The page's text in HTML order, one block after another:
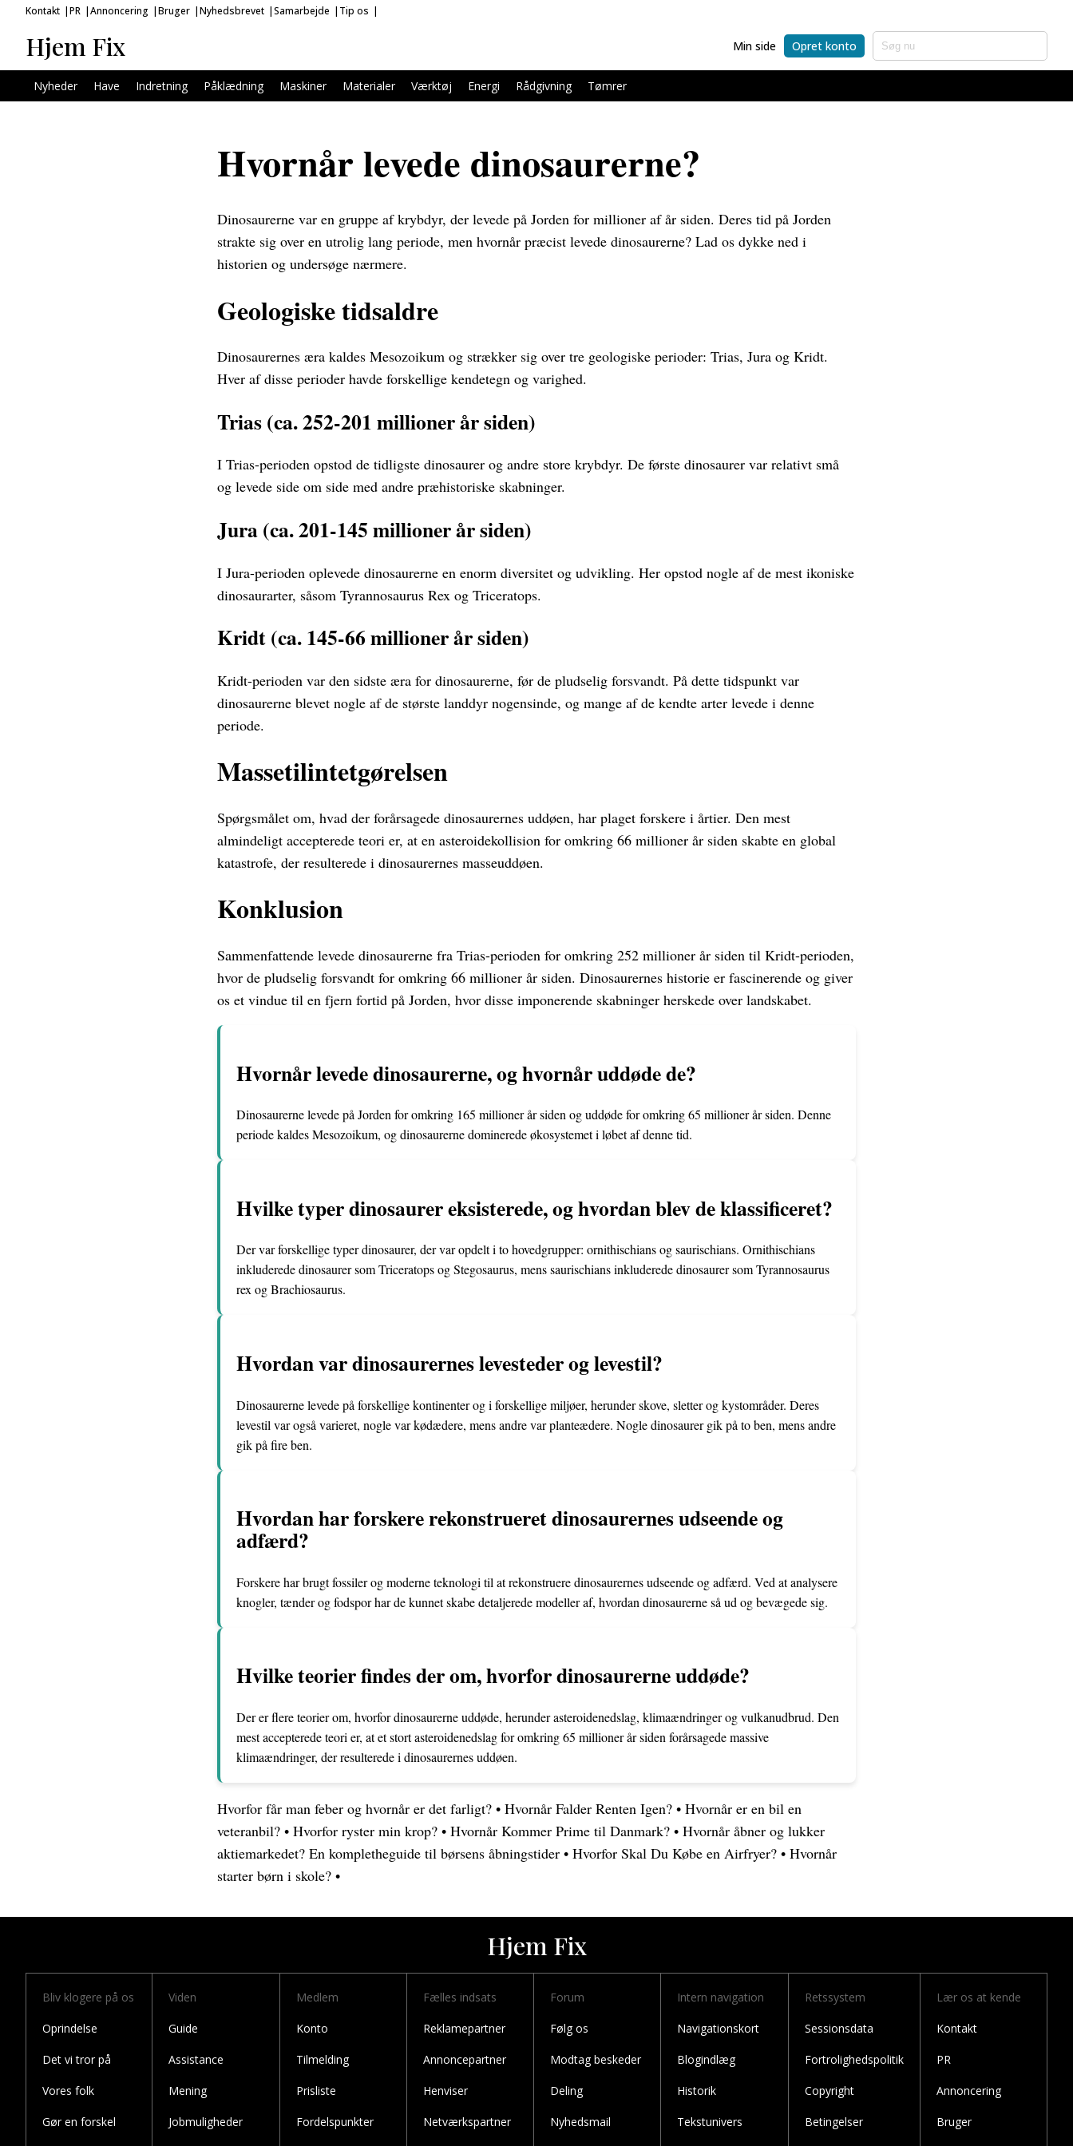
Kontakt PR Annoncering Bruger Nyhedsbrevet Samarbejde Tip os
Hjem Fix Min side Opret konto
Nyheder Have Indretning Påklædning Maskiner Materialer Værktøj Energi Rådgivning Tømrer
Hvornår levede dinosaurerne?
Dinosaurerne var en gruppe af krybdyr, der levede på Jorden for millioner af år siden. Deres tid på Jorden
strakte sig over en utrolig lang periode, men hvornår præcist levede dinosaurerne? Lad os dykke ned i
historien og undersøge nærmere.
Geologiske tidsaldre
Dinosaurernes æra kaldes Mesozoikum og strækker sig over tre geologiske perioder: Trias, Jura og Kridt.
Hver af disse perioder havde forskellige kendetegn og varighed.
Trias (ca. 252-201 millioner år siden)
I Trias-perioden opstod de tidligste dinosaurer og andre store krybdyr. De første dinosaurer var relativt små
og levede side om side med andre præhistoriske skabninger.
Jura (ca. 201-145 millioner år siden)
I Jura-perioden oplevede dinosaurerne en enorm diversitet og udvikling. Her opstod nogle af de mest ikoniske
dinosaurarter, såsom Tyrannosaurus Rex og Triceratops.
Kridt (ca. 145-66 millioner år siden)
Kridt-perioden var den sidste æra for dinosaurerne, før de pludselig forsvandt. På dette tidspunkt var
dinosaurerne blevet nogle af de største landdyr nogensinde, og mange af de kendte arter levede i denne
periode.
Massetilintetgørelsen
Spørgsmålet om, hvad der forårsagede dinosaurernes uddøen, har plaget forskere i årtier. Den mest
almindeligt accepterede teori er, at en asteroidekollision for omkring 66 millioner år siden skabte en global
katastrofe, der resulterede i dinosaurernes masseuddøen.
Konklusion
Sammenfattende levede dinosaurerne fra Trias-perioden for omkring 252 millioner år siden til Kridt-perioden,
hvor de pludselig forsvandt for omkring 66 millioner år siden. Dinosaurernes historie er fascinerende og giver
os et vindue til en fjern fortid på Jorden, hvor disse imponerende skabninger herskede over landskabet.
Hvornår levede dinosaurerne, og hvornår uddøde de?
Dinosaurerne levede på Jorden for omkring 165 millioner år siden og uddøde for omkring 65 millioner år siden. Denne
periode kaldes Mesozoikum, og dinosaurerne dominerede økosystemet i løbet af denne tid.
Hvilke typer dinosaurer eksisterede, og hvordan blev de klassificeret?
Der var forskellige typer dinosaurer, der var opdelt i to hovedgrupper: ornithischians og saurischians. Ornithischians
inkluderede dinosaurer som Triceratops og Stegosaurus, mens saurischians inkluderede dinosaurer som Tyrannosaurus
rex og Brachiosaurus.
Hvordan var dinosaurernes levesteder og levestil?
Dinosaurerne levede på forskellige kontinenter og i forskellige miljøer, herunder skove, sletter og kystområder. Deres
levestil var også varieret, nogle var kødædere, mens andre var planteædere. Nogle dinosaurer gik på to ben, mens andre
gik på fire ben.
Hvordan har forskere rekonstrueret dinosaurernes udseende og
adfærd?
Forskere har brugt fossiler og moderne teknologi til at rekonstruere dinosaurernes udseende og adfærd. Ved at analysere
knogler, tænder og fodspor har de kunnet skabe detaljerede modeller af, hvordan dinosaurerne så ud og bevægede sig.
Hvilke teorier findes der om, hvorfor dinosaurerne uddøde?
Der er flere teorier om, hvorfor dinosaurerne uddøde, herunder asteroidenedslag, klimaændringer og vulkanudbrud. Den
mest accepterede teori er, at et stort asteroidenedslag for omkring 65 millioner år siden forårsagede massive
klimaændringer, der resulterede i dinosaurernes uddøen.
Hvorfor får man feber og hvornår er det farligt? • Hvornår Falder Renten Igen? • Hvornår er en bil en
veteranbil? • Hvorfor ryster min krop? • Hvornår Kommer Prime til Danmark? • Hvornår åbner og lukker
aktiemarkedet? En kompletheguide til børsens åbningstider • Hvorfor Skal Du Købe en Airfryer? • Hvornår
starter børn i skole? •
Hjem Fix
Lær os at kende
Kontakt
PR
Annoncering
Bruger
Bliv klogere på os
Oprindelse
Det vi tror på
Vores folk
Gør en forskel
Viden
Guide
Assistance
Mening
Jobmuligheder
Medlem
Konto
Tilmelding
Prisliste
Fordelspunkter
Fælles indsats
Reklamepartner
Annoncepartner
Henviser
Netværkspartner
Forum
Følg os
Modtag beskeder
Deling
Nyhedsmail
Intern navigation
Navigationskort
Blogindlæg
Historik
Tekstunivers
Retssystem
Sessionsdata
Fortrolighedspolitik
Copyright
Betingelser